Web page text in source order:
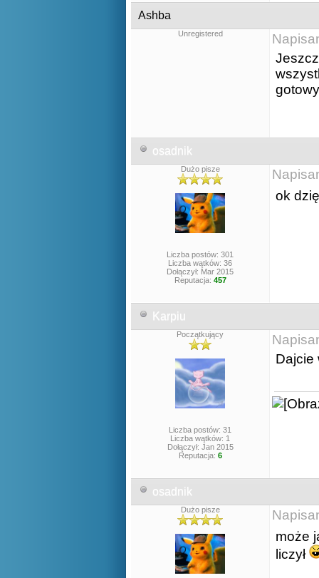
Ashba
Unregistered
osadnik
Dużo pisze
Liczba postów: 301
Liczba wątków: 36
Dołączył: Mar 2015
Reputacja: 457
ok
Karpiu
Początkujący
Liczba postów: 31
Liczba wątków: 1
Dołączył: Jan 2015
Reputacja: 6
Dajcie
osadnik
Dużo pisze
może
liczył